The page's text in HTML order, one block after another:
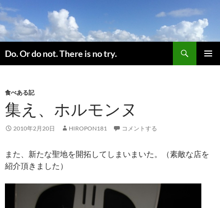
コ
ン
テ
ン
ツ
へ
キ
プ
Do. Or do not. There is no try.
索
食べある記
集え、ホルモンヌ
2010年2月20日 HIROPON181 コメントする
また、新たな聖地を開拓してしまいまいた。（素敵な店を
紹介頂きました）